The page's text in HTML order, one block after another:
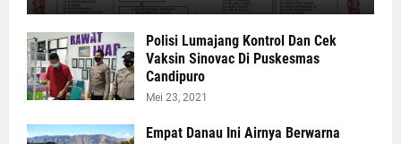
Polisi Lumajang Kontrol Dan Cek
Vaksin Sinovac Di Puskesmas
Candipuro
Mei 23, 2021
Empat Danau Ini Airnya Berwarna